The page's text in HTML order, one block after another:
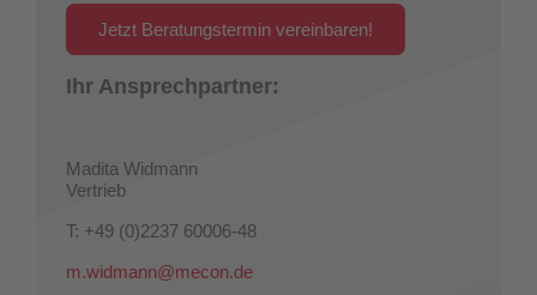
Jetzt Beratungstermin vereinbaren!
Ihr Ansprechpartner:
Madita Widmann
Vertrieb
T: +49 (0)2237 60006-48
m.widmann@mecon.de